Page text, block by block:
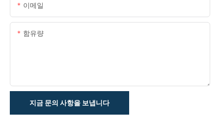
이메일
함유량
지금 문의 사항을 보냅니다